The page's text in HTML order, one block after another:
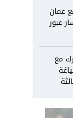
عمان
عبور
مع